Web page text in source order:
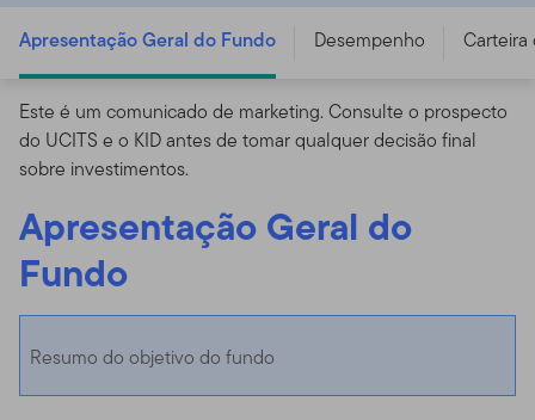
Apresentação Geral do Fundo Desempenho
Este é um comunicado de marketing. Consulte o prospecto
do UCITS e o KID antes de tomar qualquer decisão final
sobre investimentos.
Apresentação Geral do
Fundo
Resumo do objetivo do fundo